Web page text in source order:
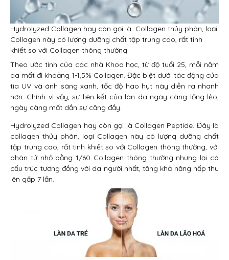
Hydrolyzed Collagen hay còn gọi là Collagen thủy phân, loại
Collagen này có lượng dưỡng chất tập trung cao, rất tinh
khiết so với Collagen thông thường
Theo ước tính của các nhà Khoa học, từ độ tuổi 25, mỗi năm
da mất đi khoảng 1-1,5% Collagen. Đặc biệt dưới tác động của
tia UV và ánh sáng xanh, tốc độ hao hụt này diễn ra nhanh
hơn. Chính vì vậy, sự liên kết của làn da ngày càng lỏng lẻo,
ngày càng mất dần sự căng đầy.
Hydrolyzed Collagen hay còn gọi là Collagen Peptide. Đây là
collagen thủy phân, loại Collagen này có lượng dưỡng chất
tập trung cao, rất tinh khiết so với Collagen thông thường, với
phân tử nhỏ bằng 1/60 Collagen thông thường nhưng lại có
cấu trúc tương đồng với da người nhất, tăng khả năng hấp thu
lên gấp 7 lần.